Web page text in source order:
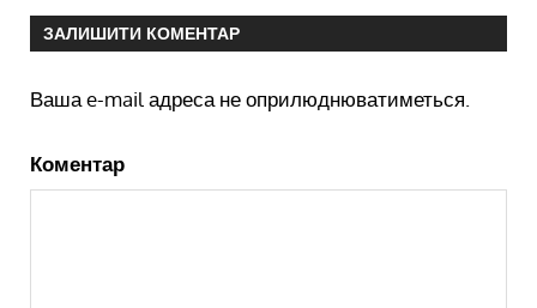
ЗАЛИШИТИ КОМЕНТАР
Ваша e-mail адреса не оприлюднюватиметься.
Коментар